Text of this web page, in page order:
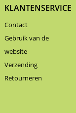
KLANTENSERVICE
Contact
Gebruik van de
website
Verzending
Retourneren